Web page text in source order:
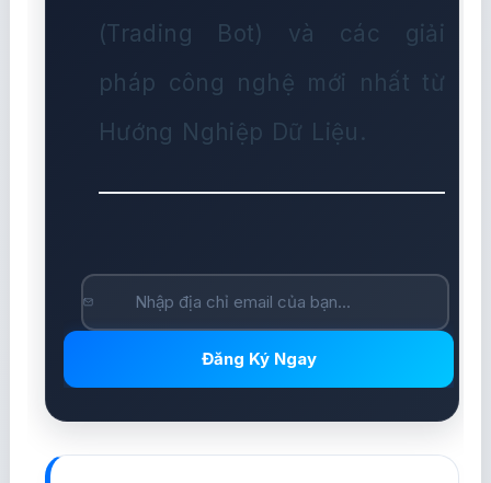
(Trading Bot) và các giải
pháp công nghệ mới nhất từ
Hướng Nghiệp Dữ Liệu.
Đăng Ký Ngay